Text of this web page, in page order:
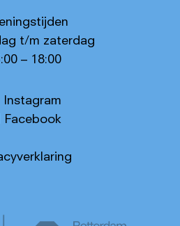
t/m zaterdag
– 18:00
Instagram
Facebook